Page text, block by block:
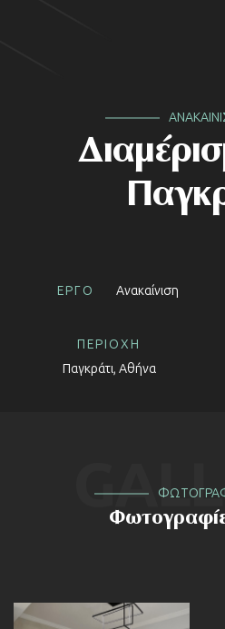
ΕΡΓΟ Ανακαίνιση
ΠΕΡΙΟΧΗ
Παγκράτι, Αθήνα